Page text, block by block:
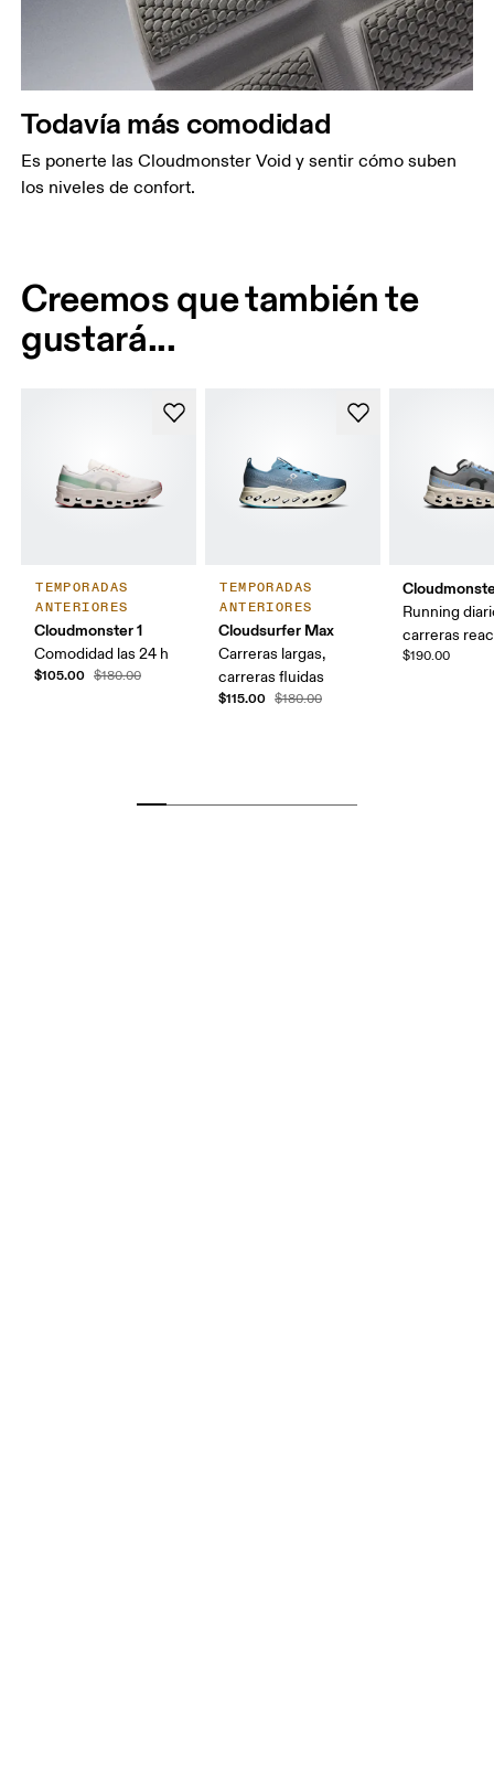
Todavía más comodidad
Es ponerte las Cloudmonster Void y sentir cómo suben
los niveles de confort.
Creemos que también te
gustará...
TEMPORADAS
ANTERIORES
Cloudmonster 1
Comodidad las 24 h
$105.00 $180.00
TEMPORADAS
ANTERIORES
Cloudsurfer Max
Carreras largas,
carreras fluidas
$115.00 $180.00
Running
carreras
$190.00